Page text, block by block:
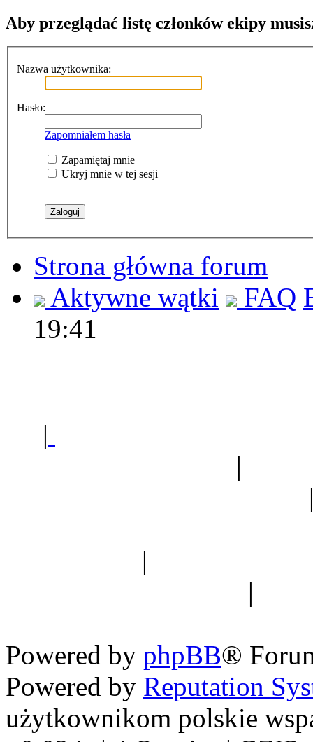
Aby przeglądać listę członków ekipy
Nazwa użytkownika:
Hasło:
Zapomniałem hasła
Zapamiętaj mnie
Ukryj mnie w tej sesji
Strona główna forum
Aktywne wątki
FAQ
19:41
|
|
|
|
Powered by phpBB®
Powered by Reputation
użytkownikom polskie